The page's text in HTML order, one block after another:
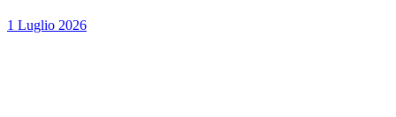
1 Luglio 2026